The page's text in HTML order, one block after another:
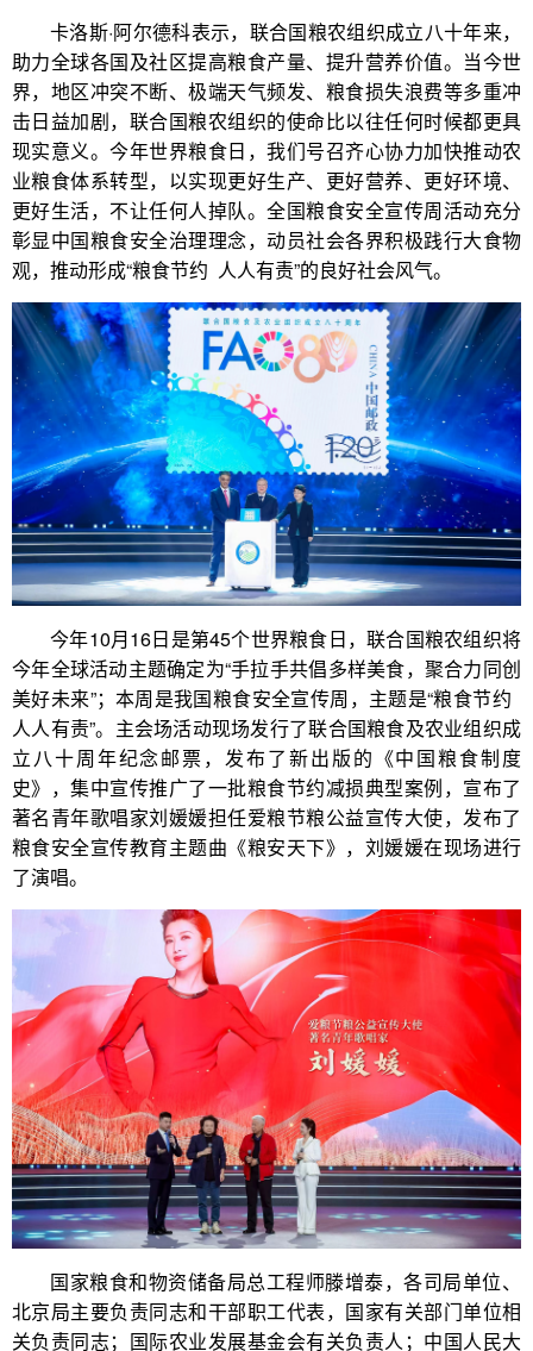
卡洛斯·阿尔德科表示，联合国粮农组织成立八十年来，
助力全球各国及社区提高粮食产量、提升营养价值。当今世
界，地区冲突不断、极端天气频发、粮食损失浪费等多重冲
击日益加剧，联合国粮农组织的使命比以往任何时候都更具
现实意义。今年世界粮食日，我们号召齐心协力加快推动农
业粮食体系转型，以实现更好生产、更好营养、更好环境、
更好生活，不让任何人掉队。全国粮食安全宣传周活动充分
彰显中国粮食安全治理理念，动员社会各界积极践行大食物
观，推动形成“粮食节约 人人有责”的良好社会风气。
今年10月16日是第45个世界粮食日，联合国粮农组织将
今年全球活动主题确定为“手拉手共倡多样美食，聚合力同创
美好未来”；本周是我国粮食安全宣传周，主题是“粮食节约
人人有责”。主会场活动现场发行了联合国粮食及农业组织成
立八十周年纪念邮票，发布了新出版的《中国粮食制度
史》，集中宣传推广了一批粮食节约减损典型案例，宣布了
著名青年歌唱家刘媛媛担任爱粮节粮公益宣传大使，发布了
粮食安全宣传教育主题曲《粮安天下》，刘媛媛在现场进行
了演唱。
国家粮食和物资储备局总工程师滕增泰，各司局单位、
北京局主要负责同志和干部职工代表，国家有关部门单位相
关负责同志；国际农业发展基金会有关负责人；中国人民大